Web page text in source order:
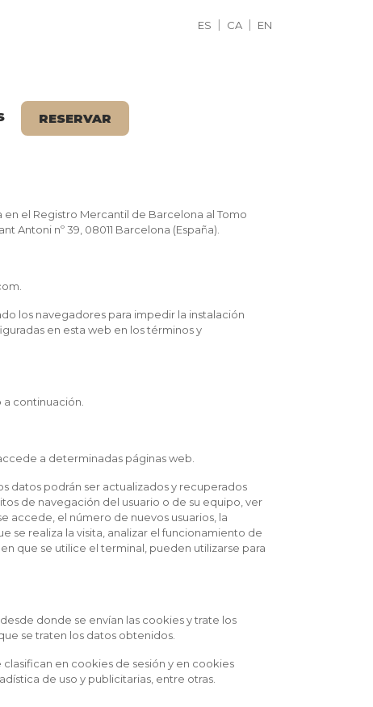
ES CA EN
RESERVAR
en el Registro Mercantil de Barcelona al Tomo
Antoni nº 39, 08011 Barcelona (España).
los navegadores para impedir la instalación
en esta web en los términos y
continuación.
a determinadas páginas web.
datos podrán ser actualizados y recuperados
de navegación del usuario o de su equipo, ver
accede, el número de nuevos usuarios, la
se realiza la visita, analizar el funcionamiento de
que se utilice el terminal, pueden utilizarse para
donde se envían las cookies y trate los
se traten los datos obtenidos.
clasifican en cookies de sesión y en cookies
de uso y publicitarias, entre otras.